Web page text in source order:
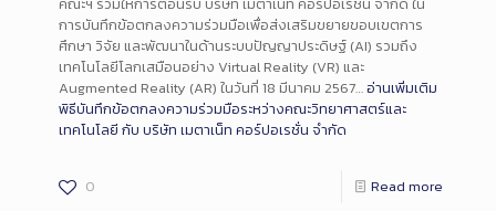
การบันทึกข้อตกลงความร่วมมือเพื่อส่งเสริมขยายขอบเขตการ
ศึกษา วิจัย และพัฒนาในด้านระบบปัญญาประดิษฐ์ (AI) รวมถึง
เทคโนโลยีโลกเสมือนอย่าง Virtual Reality (VR) และ
Augmented Reality (AR) ในวันที่ 18 มีนาคม 2567…อ่านเพิ่มเติม
พิธีบันทึกข้อตกลงความร่วมมือระหว่างคณะวิทยาศาสตร์และ
เทคโนโลยี กับ บริษัท เมตาเน็ท คอร์ปอเรชั่น จำกัด
0 Read more